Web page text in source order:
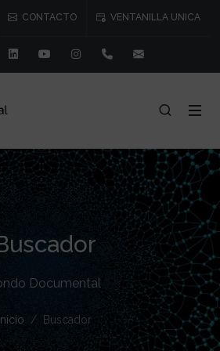
CONTACTO VENTANILLA UNICA
Twitter LinkedinYoutubeInstagram91 541 57 76/77
Documental
Buscador